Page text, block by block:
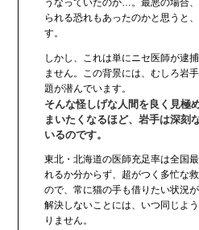
うなっていたのか…。最悪の場合
られる恐れもあったのかと思うと
す。
しかし、これは単にニセ医師が逮
ません。この背景には、むしろ岩
題が潜んでいます。
そんな怪しげな人間を良く見極
まいたくなるほど、岩手は深刻
いるのです。
東北・北海道の医師充足率は全国
れるか分からず、超がつく多忙な
ので、常に猫の手も借りたい状況
解決しないことには、いつ同じよ
りません。